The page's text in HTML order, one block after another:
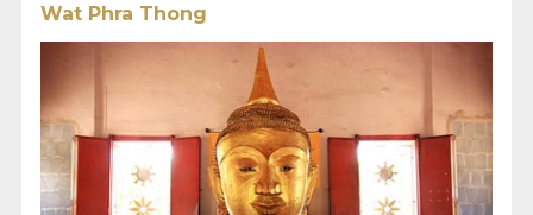
Wat Phra Thong